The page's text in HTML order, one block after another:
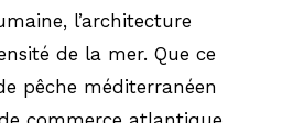
l’architecture
de la mer. Que ce
pêche méditerranéen